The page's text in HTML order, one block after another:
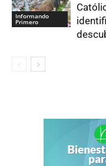
Informando
Primero